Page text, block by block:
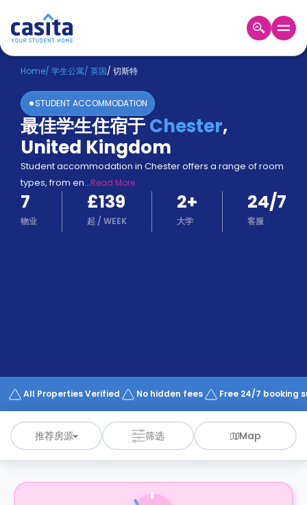
Home ZH GBP
登
入
Booking
Accommodation
About
Blog
Refer
And
Works
Home/ 学生公寓/ 英国/ 切斯特
STUDENT ACCOMMODATION
最佳学生住宿于Chester,
United Kingdom
Student accommodation in Chester offers a range of room
types, from en...Read More
7
物业
£139
起 / WEEK
2+
大学
24/7
客服
All Properties Verified No hidden fees Free 24/7 booking
推荐房源 筛选 Map